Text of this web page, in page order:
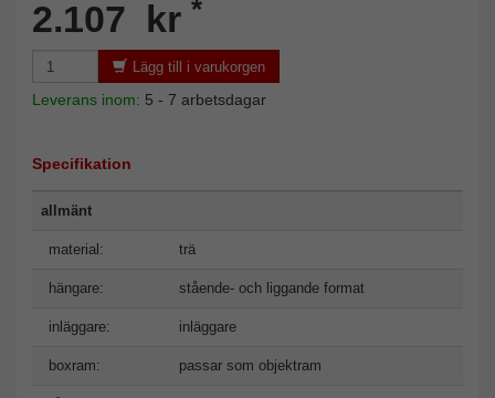
2.107 kr *
Lägg till i varukorgen
Leverans inom: 5 - 7 arbetsdagar
Specifikation
allmänt
material: trä
hängare: stående- och liggande format
inläggare: inläggare
boxram: passar som objektram